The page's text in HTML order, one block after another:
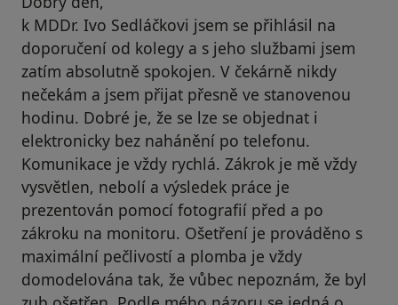
k MDDr. Ivo Sedláčkovi jsem se přihlásil na
doporučení od kolegy a s jeho službami jsem
zatím absolutně spokojen. V čekárně nikdy
nečekám a jsem přijat přesně ve stanovenou
hodinu. Dobré je, že se lze se objednat i
elektronicky bez nahánění po telefonu.
Komunikace je vždy rychlá. Zákrok je mě vždy
vysvětlen, nebolí a výsledek práce je
prezentován pomocí fotografií před a po
zákroku na monitoru. Ošetření je prováděno s
maximální pečlivostí a plomba je vždy
domodelována tak, že vůbec nepoznám, že byl